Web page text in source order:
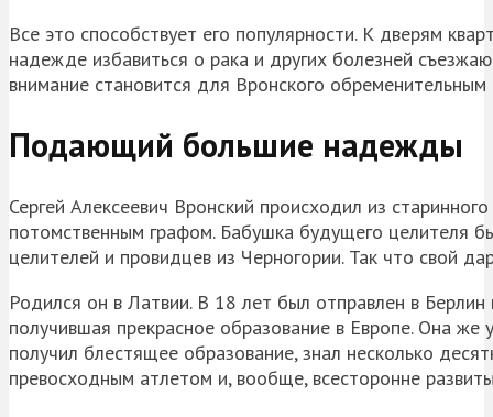
Все это способствует его популярности. К дверям
надежде избавиться о рака и других болезней
внимание становится для Вронского
Подающий большие надежды
Сергей Алексеевич Вронский происходил из
потомственным графом. Бабушка будущего целителя
целителей и провидцев из Черногории. Так что свой
Родился он в Латвии. В 18 лет был отправлен в
получившая прекрасное образование в Европе. Она же
получил блестящее образование, знал несколько
превосходным атлетом и, вообще, всесторонне